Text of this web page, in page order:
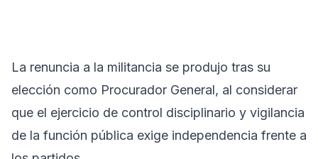
La renuncia a la militancia se produjo tras su
elección como Procurador General, al considerar
que el ejercicio de control disciplinario y vigilancia
de la función pública exige independencia frente a